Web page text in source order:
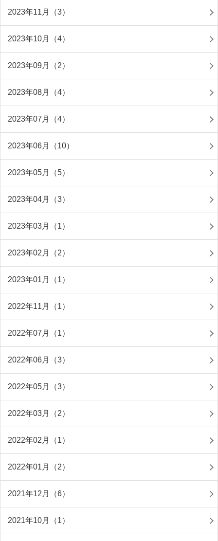
2023年11月（3）
2023年10月（4）
2023年09月（2）
2023年08月（4）
2023年07月（4）
2023年06月（10）
2023年05月（5）
2023年04月（3）
2023年03月（1）
2023年02月（2）
2023年01月（1）
2022年11月（1）
2022年07月（1）
2022年06月（3）
2022年05月（3）
2022年03月（2）
2022年02月（1）
2022年01月（2）
2021年12月（6）
2021年10月（1）